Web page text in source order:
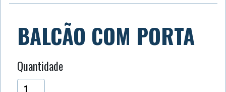
BALCÃO COM PORTA
Quantidade